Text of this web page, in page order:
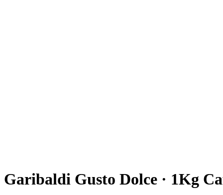
Garibaldi Gusto Dolce · 1Kg